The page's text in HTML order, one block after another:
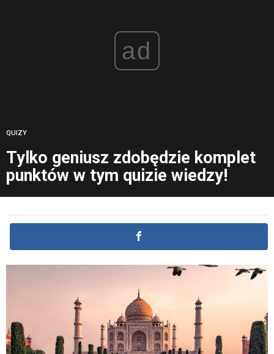
ad
QUIZY
Tylko geniusz zdobędzie komplet
punktów w tym quizie wiedzy!